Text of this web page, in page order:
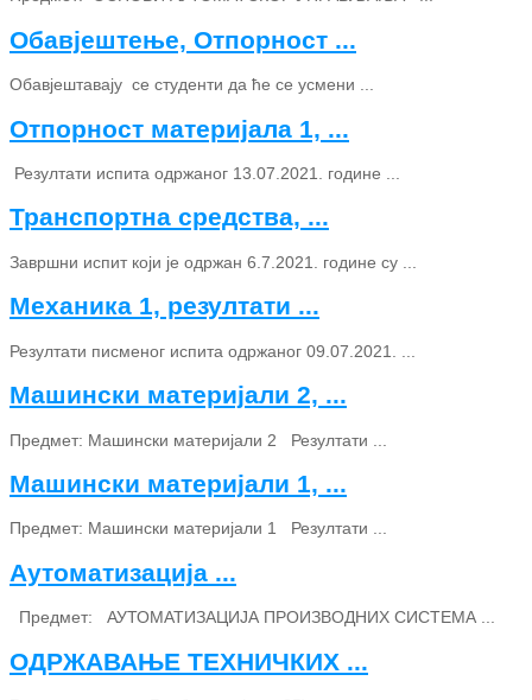
Обавјештење, Отпорност ...
Обавјештавају се студенти да ће се усмени ...
Отпорност материјала 1, ...
Резултати испита одржаног 13.07.2021. године ...
Транспортна средства, ...
Завршни испит који је одржан 6.7.2021. године су ...
Механика 1, резултати ...
Резултати писменог испита одржаног 09.07.2021. ...
Машински материјали 2, ...
Предмет: Машински материјали 2 Резултати ...
Машински материјали 1, ...
Предмет: Машински материјали 1 Резултати ...
Аутоматизација ...
Предмет: АУТОМАТИЗАЦИЈА ПРОИЗВОДНИХ СИСТЕМА ...
ОДРЖАВАЊЕ ТЕХНИЧКИХ ...